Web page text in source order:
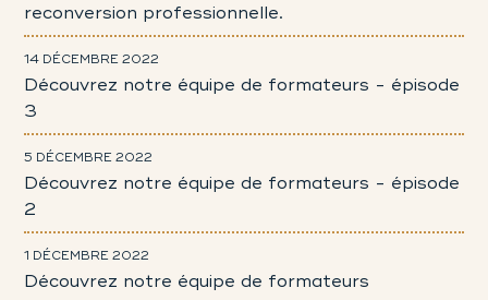
reconversion professionnelle.
14 DÉCEMBRE 2022
Découvrez notre équipe de formateurs - épisode
3
5 DÉCEMBRE 2022
Découvrez notre équipe de formateurs - épisode
2
1 DÉCEMBRE 2022
Découvrez notre équipe de formateurs